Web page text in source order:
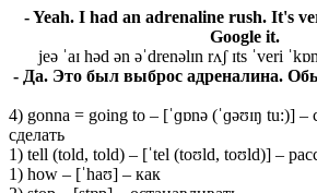
- Yeah. I had an adrenaline rush. It's
Google it.
jeə ˈaɪ həd ən əˈdrenəlɪn rʌʃ ɪts ˈveri
- Да. Это был выброс адреналина.
4) gonna = going to – [ˈɡɒnə (ˈɡəʊɪŋ tu:)] –
сделать
1) tell (told, told) – [ˈtel (toʊld, toʊld)] –
1) how – [ˈhaʊ] – как